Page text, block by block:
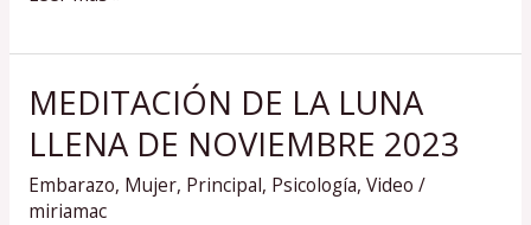
MEDITACIÓN DE LA LUNA
LLENA DE NOVIEMBRE 2023
Embarazo, Mujer, Principal, Psicología, Video /
miriamac
MEDITACIÓN
DE
LA
LUNA